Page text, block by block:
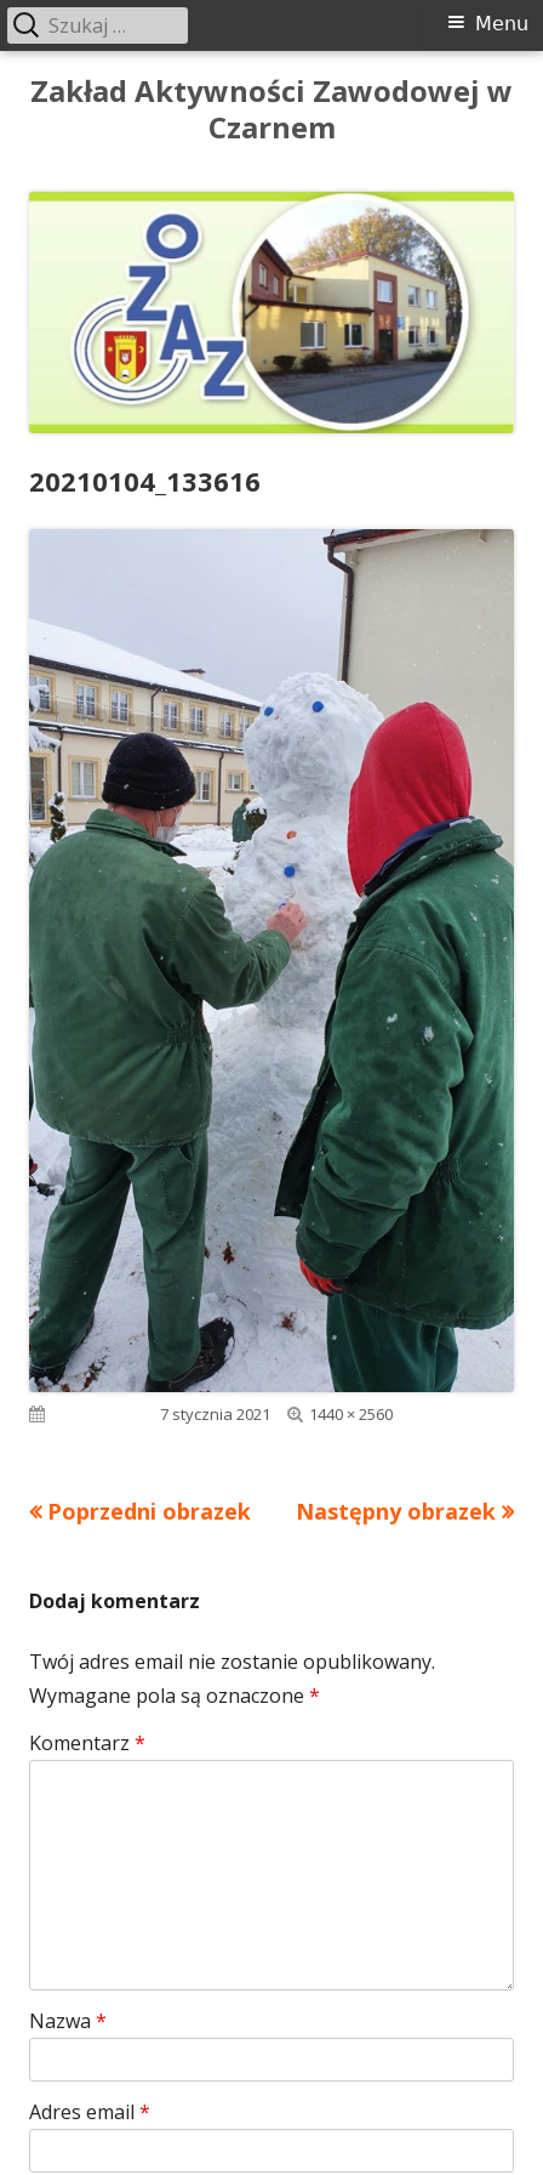
Przeskocz
Zakład Aktywności Zawodowej w
Czarnem
Menu
główne
Menu
Szukaj:
20210104_133616
Opublikowano7 stycznia 2021
Pełny
1440 × 2560
Poprzedni obrazek Następny obrazek
Dodaj komentarz
Twój adres email nie zostanie opublikowany.
Wymagane pola są oznaczone *
Komentarz *
Nazwa *
Adres email *